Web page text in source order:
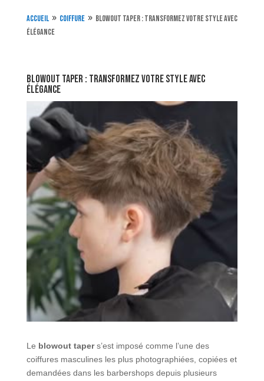
Accueil 9 Coiffure 9 Blowout Taper : Transformez Votre Style Avec
Élégance
Blowout Taper : Transformez Votre Style Avec
Élégance
Le blowout tapers’est imposé comme l’une des
coiffures masculines les plus photographiées, copiées et
demandées dans les barbershops depuis plusieurs